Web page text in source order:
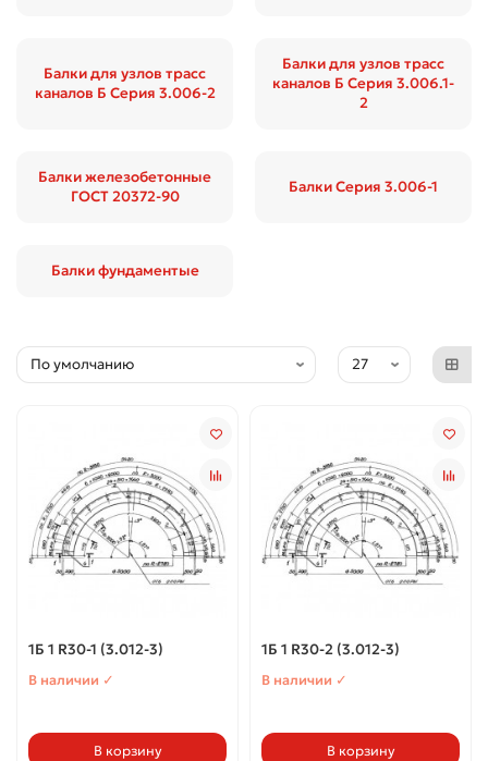
Балки для узлов трасс
каналов Б Серия 3.006-2
Балки для узлов трасс
каналов Б Серия 3.006.1-
2
Балки железобетонные
ГОСТ 20372-90
Балки Серия 3.006-1
Балки фундаментые
1Б 1 R30-1 (3.012-3)
В наличии ✓
В корзину
1Б 1 R30-2 (3.012-3)
В наличии ✓
В корзину